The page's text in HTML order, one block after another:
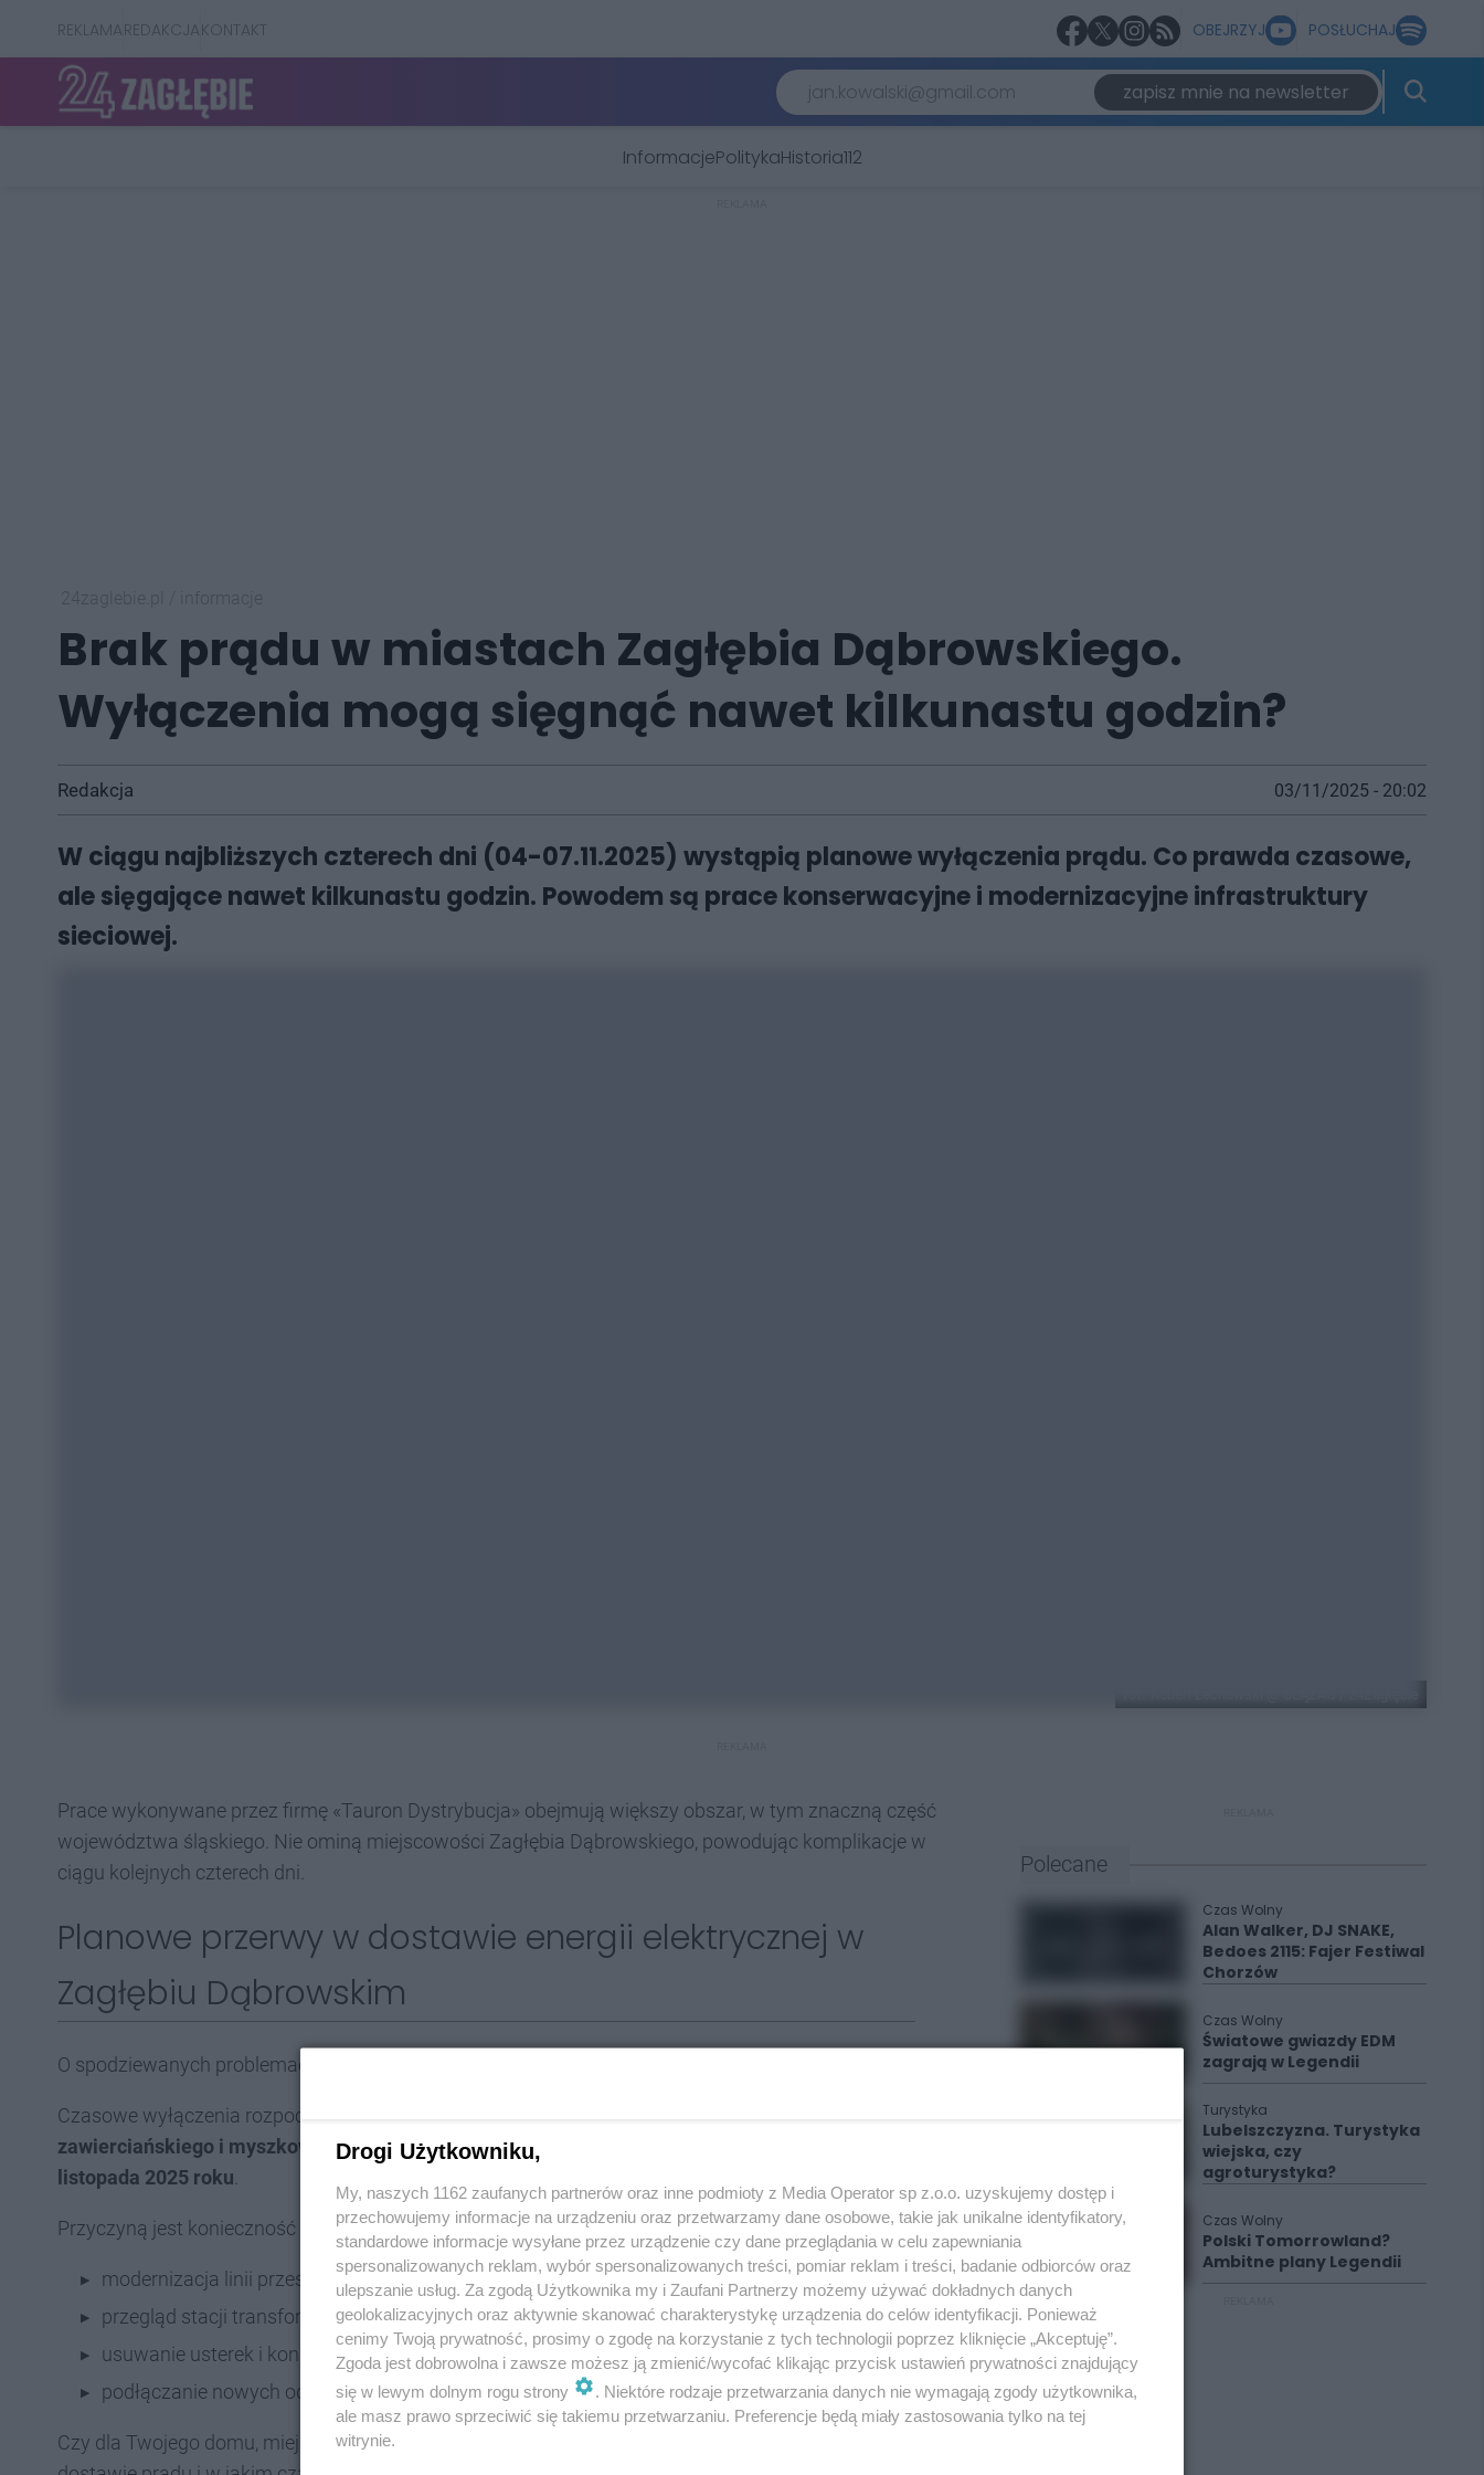
REKLAMAREDAKCJAKONTAKT OBEJRZYJ POSŁUCHAJ
zapisz mnie na newsletter
InformacjePolitykaHistoria112
Brak prądu w miastach Zagłębia Dąbrowskiego.
Wyłączenia mogą sięgnąć nawet kilkunastu godzin?
Redakcja 03/11/2025 - 20:02
W ciągu najbliższych czterech dni (04-07.11.2025) wystąpią planowe wyłączenia prądu. Co prawda czasowe,
ale sięgające nawet kilkunastu godzin. Powodem są prace konserwacyjne i modernizacyjne infrastruktury
sieciowej.
Prace wykonywane przez firmę «Tauron Dystrybucja» obejmują większy obszar, w tym znaczną część
województwa śląskiego. Nie ominą miejscowości Zagłębia Dąbrowskiego, powodując komplikacje w
ciągu kolejnych czterech dni.
Planowe przerwy w dostawie energii elektrycznej w
Zagłębiu Dąbrowskim
O spodziewanych problemach napisał pierwszy
Czasowe wyłączenia rozpoczęły się już dziś, ale
zawierciańskiego i myszkowskiegodotrą jutro. W sumie można się ich spodziewać
listopada 2025 roku
Przyczyną jest konieczność wykonania prac takich jak:
modernizacja linii przesyłowych (średniego i wysokiego napięcia),
przegląd stacji transformatorowych i wymiana niektórych urządzeń,
usuwanie usterek i konserwacja pozostałej infrastruktury,
podłączanie nowych odbiorców.
Czy dla Twojego domu, miejsca pracy, szkoły, przychodni lub innego miejsca przewidziane są przerwy w
Polecane
Czas Wolny
Alan Walker, DJ SNAKE,
Bedoes 2115: Fajer Festiwal
Chorzów
Czas Wolny
Światowe gwiazdy EDM
zagrają w Legendii
Turystyka
Lubelszczyzna. Turystyka
wiejska, czy
agroturystyka?
Czas Wolny
Polski Tomorrowland?
Ambitne plany Legendii
Drogi Użytkowniku,
My, naszych 1162 zaufanych partnerów oraz inne podmioty z Media Operator sp z.o.o. uzyskujemy dostęp i
przechowujemy informacje na urządzeniu oraz przetwarzamy dane osobowe, takie jak unikalne identyfikatory,
standardowe informacje wysyłane przez urządzenie czy dane przeglądania w celu zapewniania
spersonalizowanych reklam, wybór spersonalizowanych treści, pomiar reklam i treści, badanie odbiorców oraz
ulepszanie usług. Za zgodą Użytkownika my i Zaufani Partnerzy możemy używać dokładnych danych
geolokalizacyjnych oraz aktywnie skanować charakterystykę urządzenia do celów identyfikacji. Ponieważ
cenimy Twoją prywatność, prosimy o zgodę na korzystanie z tych technologii poprzez kliknięcie „Akceptuję”.
Zgoda jest dobrowolna i zawsze możesz ją zmienić/wycofać klikając przycisk ustawień prywatności znajdujący
się w lewym dolnym rogu strony
. Niektóre rodzaje przetwarzania danych nie wymagają zgody użytkownika,
ale masz prawo sprzeciwić się takiemu przetwarzaniu. Preferencje będą miały zastosowania tylko na tej
witrynie.